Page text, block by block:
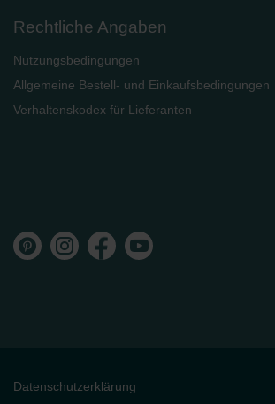
Rechtliche Angaben
Nutzungsbedingungen
Allgemeine Bestell- und Einkaufsbedingungen
Verhaltenskodex für Lieferanten
Datenschutzerklärung